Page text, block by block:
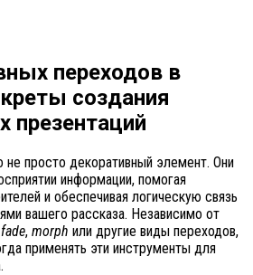
переходов в
создания
презентаций
просто декоративный элемент. Они
информации, помогая
и обеспечивая логическую связь
вашего рассказа. Независимо от
fade, morph или другие виды переходов,
применять эти инструменты для